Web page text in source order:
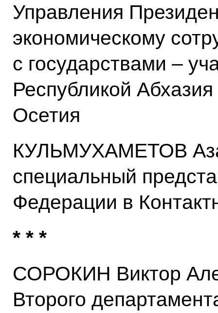
Управления
экономическому
с государствами –
Республикой
Осетия
КУЛЬМУХАМЕТОВ
специальный
Федерации в
* * *
СОРОКИН Виктор
Второго